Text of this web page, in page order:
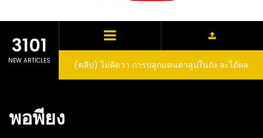
3101
NEW ARTICLES
(คลิป) ไม่คิดว่า การปลูกแคนตาลูปในถัง จะได้ผล
ลูกโตและหวานขนาดนี้ I didn’t expect that
พอพียง